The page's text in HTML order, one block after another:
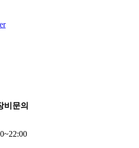
비문의